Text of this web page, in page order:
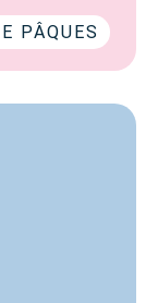
PÂQUES